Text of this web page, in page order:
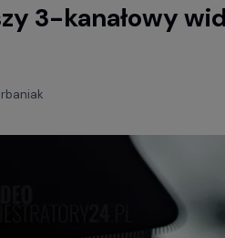
3-kanałowy